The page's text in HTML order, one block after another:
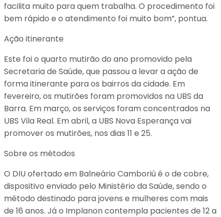
facilita muito para quem trabalha. O procedimento foi
bem rápido e o atendimento foi muito bom”, pontua.
Ação itinerante
Este foi o quarto mutirão do ano promovido pela
Secretaria de Saúde, que passou a levar a ação de
forma itinerante para os bairros da cidade. Em
fevereiro, os mutirões foram promovidos na UBS da
Barra. Em março, os serviços foram concentrados na
UBS Vila Real. Em abril, a UBS Nova Esperança vai
promover os mutirões, nos dias 11 e 25.
Sobre os métodos
O DIU ofertado em Balneário Camboriú é o de cobre,
dispositivo enviado pelo Ministério da Saúde, sendo o
método destinado para jovens e mulheres com mais
de 16 anos. Já o Implanon contempla pacientes de 12 a